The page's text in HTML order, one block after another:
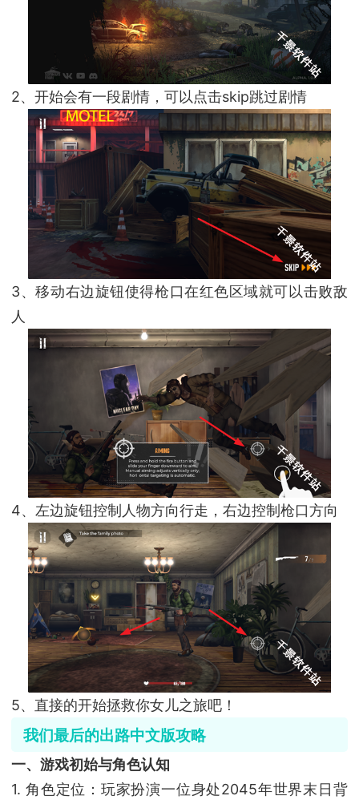
2、开始会有一段剧情，可以点击skip跳过剧情
3、移动右边旋钮使得枪口在红色区域就可以击败敌
人
4、左边旋钮控制人物方向行走，右边控制枪口方向
5、直接的开始拯救你女儿之旅吧！
我们最后的出路中文版攻略
一、游戏初始与角色认知
1. 角色定位：玩家扮演一位身处2045年世界末日背